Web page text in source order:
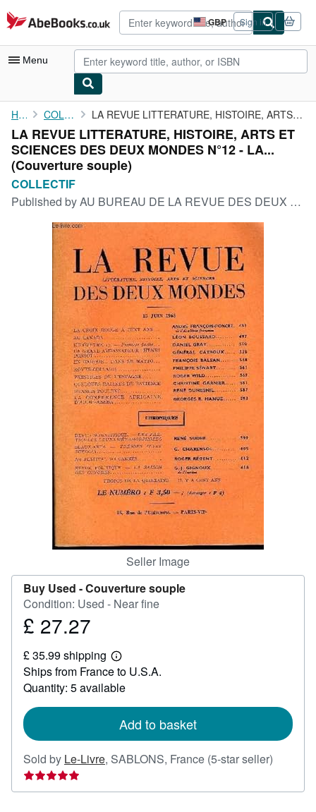
Skip to main content
AbeBooks.co.uk GBP
Site
shopping
preferences
Sign in
Menu
My Account
My Purchases
Advanced Search
Browse Collections
Art & Collectables
Start Selling
CLOSE
Home COLLECTIF LA REVUE LITTERATURE, HISTOIRE, ARTS ET SCIENCES DES DEUX MONDES...
LA REVUE LITTERATURE, HISTOIRE, ARTS ET
SCIENCES DES DEUX MONDES N°12 - LA...
(Couverture souple)
COLLECTIF
Published byAU BUREAU DE LA REVUE DES DEUX MONDES 15 JUIN 1963, 1963
Seller Image
Buy Used -Couverture souple
Condition: Used - Near fine
Price
27.27
£ 27.27
£ 35.99 shipping
Learn
more
about
shipping
Ships from France to U.S.A.
Quantity: 5 available
Add to basket
Sold by Le-Livre, SABLONS, France (5-star seller)
5